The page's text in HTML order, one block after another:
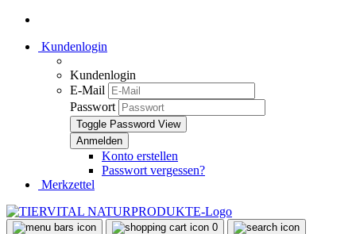
Kundenlogin
Kundenlogin
E-Mail
Passwort
Toggle Password View
Konto erstellen
Passwort vergessen?
Merkzettel
0